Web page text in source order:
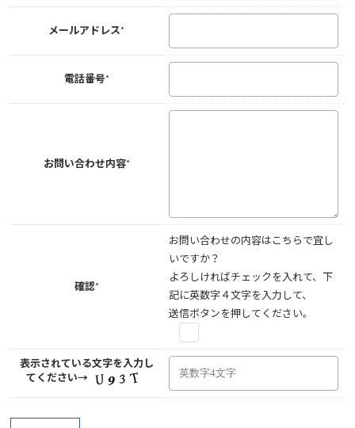
メールアドレス*
電話番号*
お問い合わせ内容*
確認*
お問い合わせの内容はこちらで宜し
いですか？
よろしければチェックを入れて、下
記に英数字４文字を入力して、
送信ボタンを押してください。
表示されている文字を入力し
てください→